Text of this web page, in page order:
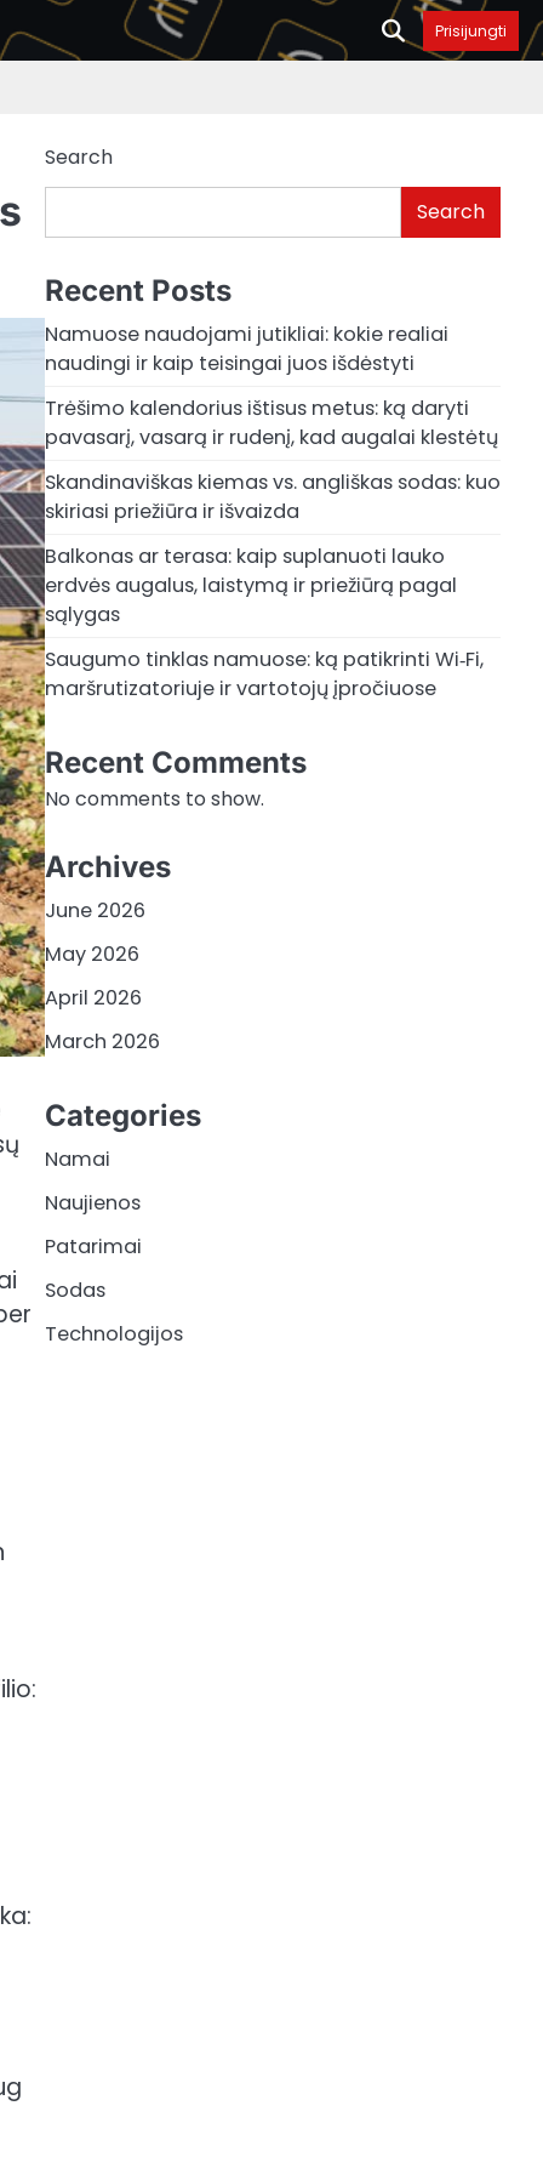
Prisijungti
Search
Search
Recent Posts
Namuose naudojami jutikliai: kokie realiai
naudingi ir kaip teisingai juos išdėstyti
Trėšimo kalendorius ištisus metus: ką daryti
pavasarį, vasarą ir rudenį, kad augalai klestėtų
Skandinaviškas kiemas vs. angliškas sodas: kuo
skiriasi priežiūra ir išvaizda
Balkonas ar terasa: kaip suplanuoti lauko
erdvės augalus, laistymą ir priežiūrą pagal
sąlygas
Saugumo tinklas namuose: ką patikrinti Wi‑Fi,
maršrutizatoriuje ir vartotojų įpročiuose
Recent Comments
No comments to show.
Archives
June 2026
May 2026
April 2026
March 2026
Categories
Namai
Naujienos
Patarimai
Sodas
Technologijos